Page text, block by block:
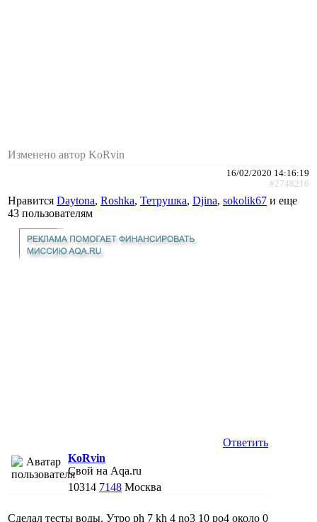
Изменено автор KoRvin
16/02/2020 14:16:19
#2748216
Нравится Daytona, Roshka, Тетрушка, Djina, sokolik67 и еще
43 пользователям
Ответить
KoRvin
Свой на Aqa.ru
10314 7148 Москва
Сделал тесты воды. Утро ph 7 kh 4 no3 10 po4 около 0